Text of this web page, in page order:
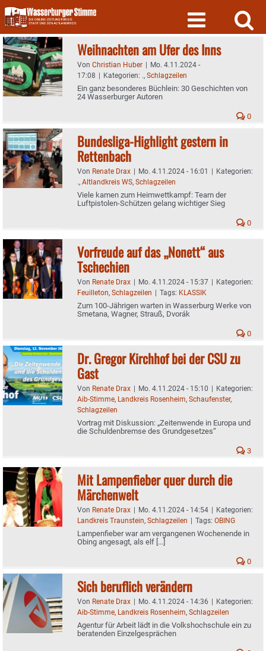
Skip
to
content
Weihnachten am Ufer des Inns
Von Christian Huber | Mo. 4.11.2024 -
17:08 | Kategorien: ., Schlagzeilen
Ein ganz besonderes Büchlein: 30 Geschichten von
24 Wasserburger Autoren
0
Bundesliga-Highlight gestern in
Rettenbach
Von Renate Drax | Mo. 4.11.2024 - 16:01 | Kategorien:
., Altlandkreis WS, Schlagzeilen
Viele kamen zum Heimwettkampf: Team der
Luftpistolen-Schützen gelang wichtiger Sieg
0
Vorfreude auf das „Nonett“ aus
Tschechien
Von Renate Drax | Mo. 4.11.2024 - 15:37 | Kategorien:
Feuilleton, Schlagzeilen | Tags: KLASSIK
Zum 100-Jährigen warten in Wasserburg Werke von
Smetana, Wagner, Strauß, Dvorák
0
Dr. Gregor Kirchhof bei der CSU zu
Gast
Von Renate Drax | Mo. 4.11.2024 - 15:10 | Kategorien:
Aib-Stimme, Landkreis Rosenheim, Schaufenster,
Schlagzeilen
Vortrag mit Diskussion: „Zeitenwende in Europa und
die Schuldenbremse des Grundgesetzes“
3
Mit Lampenfieber quer durch die
Märchenwelt
Von Renate Drax | Mo. 4.11.2024 - 14:54 | Kategorien:
Landkreis Traunstein, Schlagzeilen | Tags: OBING
Lampenfieber war am vergangenen Wochenende in
Obing angesagt, als elf [...]
0
Sich beruflich verändern
Von Renate Drax | Mo. 4.11.2024 - 14:36 | Kategorien:
Aib-Stimme, Landkreis Rosenheim, Schlagzeilen
Agentur für Arbeit lädt in die Volkshochschule ein zu
beratenden Einzelgesprächen